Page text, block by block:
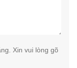
Xin vui lòng gõ